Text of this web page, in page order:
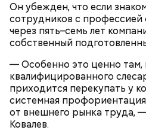
Он убежден, что если
сотрудников с профессией
через пять–семь лет
собственный
— Особенно это ценно там,
квалифицированного
приходится перекупать у
системная
от внешнего рынка труда,
Ковалев.
необходимо налить 20 мл
Пока масло нагревается,
мелкими кубиками,
разогретым маслом и
Морковь очистить,
отправить к луку тушиться